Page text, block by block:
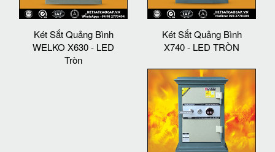
Két Sắt Quảng Bình
WELKO X630 - LED
Tròn
Két Sắt Quảng Bình
X740 - LED TRÒN